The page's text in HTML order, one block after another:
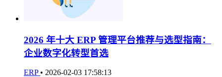
2026 年十大 ERP 管理平台推荐与选型指南：
企业数字化转型首选
ERP • 2026-02-03 17:58:13